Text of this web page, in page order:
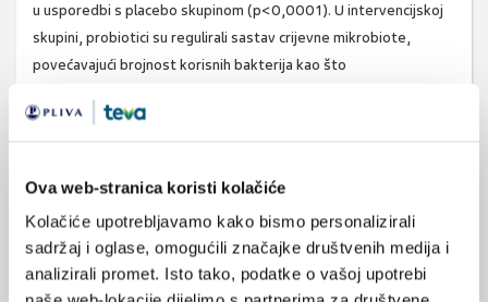
Ova web-stranica koristi kolačiće
Kolačiće upotrebljavamo kako bismo personalizirali
sadržaj i oglase, omogućili značajke društvenih medija i
analizirali promet. Isto tako, podatke o vašoj upotrebi
u usporedbi s placebo skupinom (p<0,0001). U intervencijskoj
skupini, probiotici su regulirali sastav crijevne mikrobiote,
povećavajući brojnost korisnih bakterija kao što
Nadalje, probiotici su doveli do
imunosni odgovor i opće zdravlje crijeva. Znanstvenici zaključuju
da
određeni sojevi probiotika mogu poboljšati probavu
glutenate podržati zdravlje crijevne mikrobiote. Daljnje studije
trebale bi istražiti učinkovitost probiotika u različitim
populacijama, uključujući osobe s celijakijom.